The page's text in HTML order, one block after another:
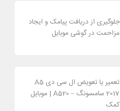
جلوگیری از دریافت پیامک و ایجاد
مزاحمت در گوشی موبایل
تعمیر یا تعویض ال سی دی A5
2017 سامسونگ – A520 | موبایل
کمک